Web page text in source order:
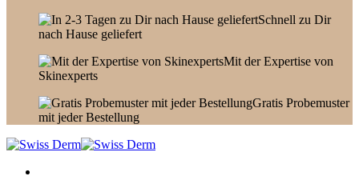
Schnell zu Dir
nach Hause geliefert
Mit der Expertise von
Skinexperts
Gratis Probemuster
mit jeder Bestellung